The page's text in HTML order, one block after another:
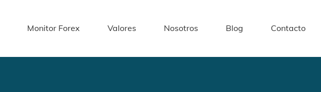
Monitor Forex Valores Nosotros Blog Contacto